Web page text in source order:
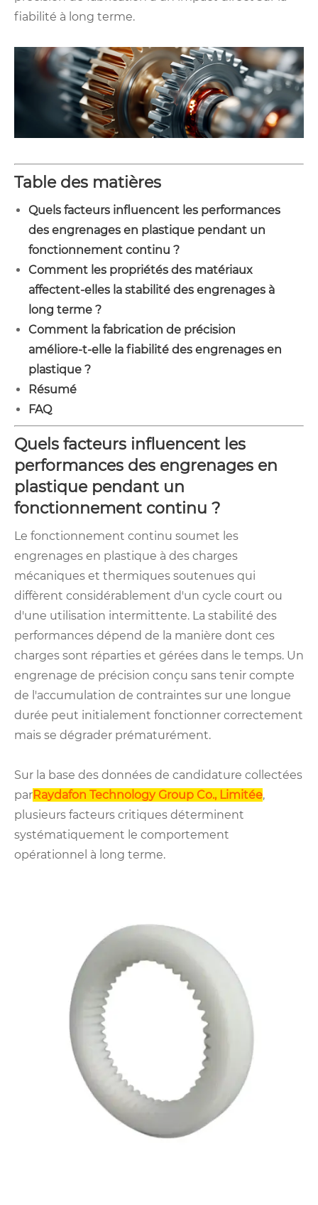
fiabilité à long terme.
Table des matières
Quels facteurs influencent les performances
des engrenages en plastique pendant un
fonctionnement continu ?
Comment les propriétés des matériaux
affectent-elles la stabilité des engrenages à
long terme ?
Comment la fabrication de précision
améliore-t-elle la fiabilité des engrenages en
plastique ?
Résumé
FAQ
Quels facteurs influencent les
performances des engrenages en
plastique pendant un
fonctionnement continu ?
Le fonctionnement continu soumet les
engrenages en plastique à des charges
mécaniques et thermiques soutenues qui
diffèrent considérablement d'un cycle court ou
d'une utilisation intermittente. La stabilité des
performances dépend de la manière dont ces
charges sont réparties et gérées dans le temps. Un
engrenage de précision conçu sans tenir compte
de l'accumulation de contraintes sur une longue
durée peut initialement fonctionner correctement
mais se dégrader prématurément.
Sur la base des données de candidature collectées
parRaydafon Technology Group Co., Limitée,
plusieurs facteurs critiques déterminent
systématiquement le comportement
opérationnel à long terme.